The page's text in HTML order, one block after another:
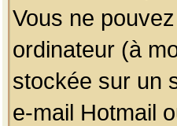
Vous ne
ordinateur (à
stockée sur un
e-mail Hotmail